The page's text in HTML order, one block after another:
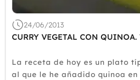
24/06/2013
CURRY VEGETAL CON
La receta de hoy es un plato
al que le he añadido quinoa en